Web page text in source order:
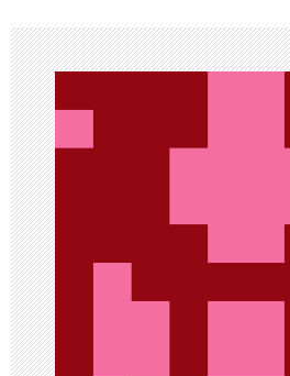
ц
и
я
п
о
з
а
п
и